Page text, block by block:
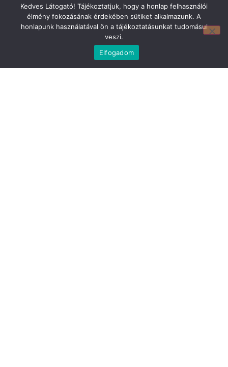
Mirland Lakberendezési Áruház:
7100 Szekszárd, Fáy András u. 29
E-mail cím:
Telefonszám:
Kedves Látogató! Tájékoztatjuk, hogy a honlap felhasználói
élmény fokozásának érdekében sütiket alkalmazunk. A
honlapunk használatával ön a tájékoztatásunkat tudomásul
veszi.
Elfogadom